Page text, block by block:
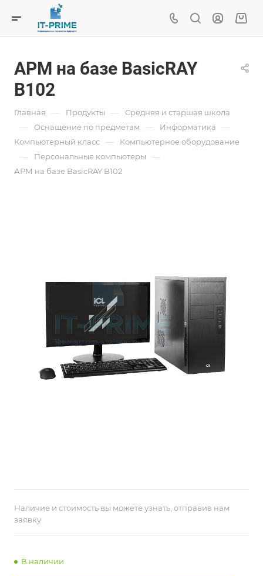
АРМ на базе BasicRAY
B102
Главная — Продукты — Средняя и старшая школа
— Oснащение по предметам — Информатика —
Компьютерный класс — Компьютерное оборудование
— Персональные компьютеры —
АРМ на базе BasicRAY B102
Наличие и стоимость вы можете узнать, отправив нам
заявку
В наличии